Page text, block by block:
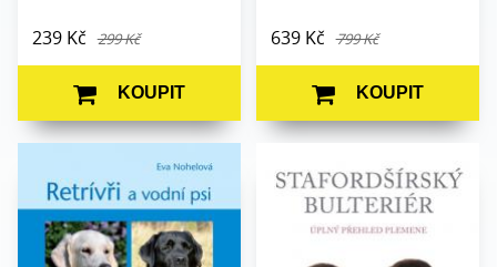
239 Kč 299 Kč
KOUPIT
639 Kč 799 Kč
KOUPIT
Autor:
Eva Nohelová
Edice:
Portréty
Počet stran:
224
Autor:
Martin Říha
Portréty